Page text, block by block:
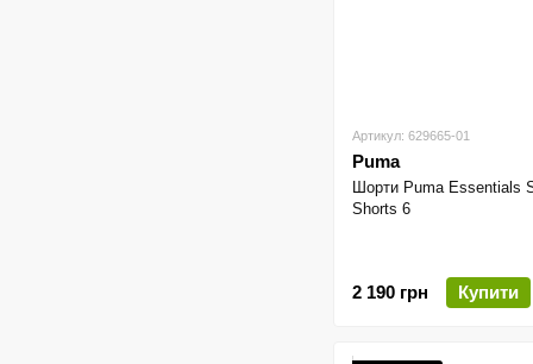
Артикул: 629665-01
Puma
Шорти Puma Essentials
Shorts 6
2 190 грн Купити